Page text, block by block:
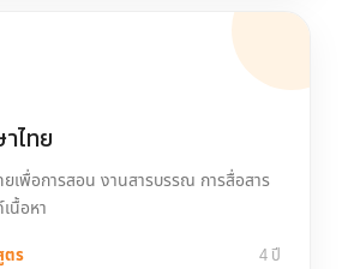
ไทย
ยเพื่อการสอน งานสารบรรณ การสื่อสาร
นื้อหา
ตร 4 ปี